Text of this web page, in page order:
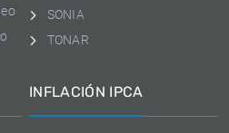
SONIA
TONAR
INFLACIÓN IPCA